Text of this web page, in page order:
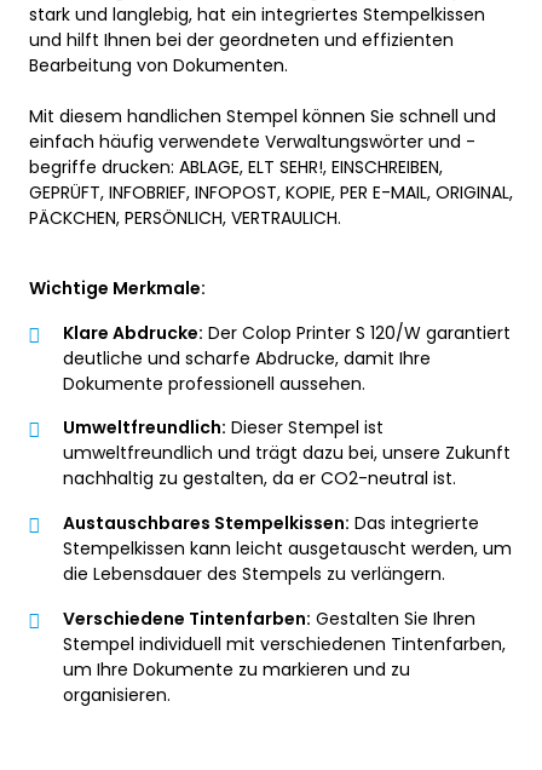
stark und langlebig, hat ein integriertes Stempelkissen
und hilft Ihnen bei der geordneten und effizienten
Bearbeitung von Dokumenten.
Mit diesem handlichen Stempel können Sie schnell und
einfach häufig verwendete Verwaltungswörter und -
begriffe drucken: ABLAGE, ELT SEHR!, EINSCHREIBEN,
GEPRÜFT, INFOBRIEF, INFOPOST, KOPIE, PER E-MAIL, ORIGINAL,
PÄCKCHEN, PERSÖNLICH, VERTRAULICH.
Wichtige Merkmale:
Klare Abdrucke: Der Colop Printer S 120/W garantiert
deutliche und scharfe Abdrucke, damit Ihre
Dokumente professionell aussehen.
Umweltfreundlich: Dieser Stempel ist
umweltfreundlich und trägt dazu bei, unsere Zukunft
nachhaltig zu gestalten, da er CO2-neutral ist.
Austauschbares Stempelkissen: Das integrierte
Stempelkissen kann leicht ausgetauscht werden, um
die Lebensdauer des Stempels zu verlängern.
Verschiedene Tintenfarben: Gestalten Sie Ihren
Stempel individuell mit verschiedenen Tintenfarben,
um Ihre Dokumente zu markieren und zu
organisieren.